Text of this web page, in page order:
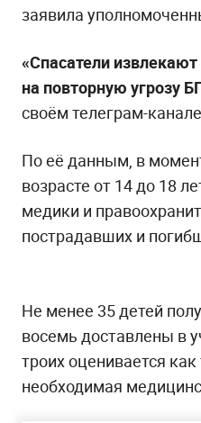
заявила
«Спасатели
на повторную угрозу
своём телеграм-канале.
По её данным, в
возрасте от 14 до 18
медики и
пострадавших и
Не менее 35 детей
восемь доставлены в
троих оценивается
необходимая